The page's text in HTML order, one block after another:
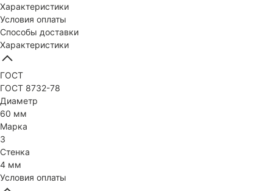
Характеристики
Условия оплаты
Способы доставки
Характеристики
ГОСТ
ГОСТ 8732-78
Диаметр
60 мм
Марка
3
Стенка
4 мм
Условия оплаты